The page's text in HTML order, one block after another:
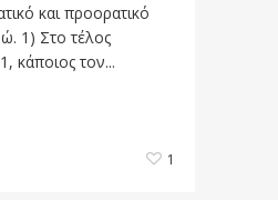
και προορατικό
1) Στο τέλος
κάποιος τον...
1